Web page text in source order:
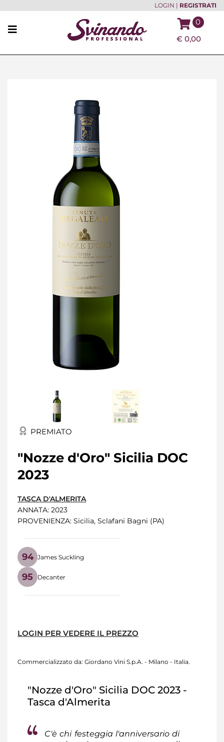
LOGIN | REGISTRATI
0
€ 0,00
PREMIATO
"Nozze d'Oro" Sicilia DOC
2023
TASCA D'ALMERITA
ANNATA: 2023
PROVENIENZA: Sicilia, Sclafani Bagni (PA)
94 James Suckling
95 Decanter
LOGIN PER VEDERE IL PREZZO
Commercializzato da: Giordano Vini S.p.A. - Milano - Italia.
"Nozze d'Oro" Sicilia DOC 2023 -
Tasca d'Almerita
C'è chi festeggia l'anniversario di